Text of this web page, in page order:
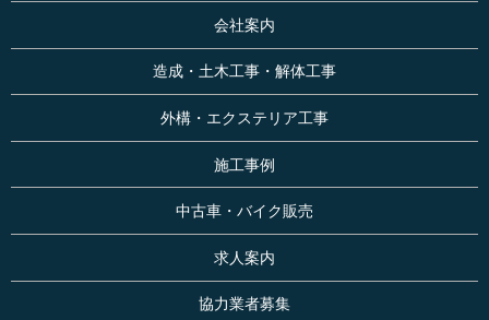
会社案内
造成・土木工事・解体工事
外構・エクステリア工事
施工事例
中古車・バイク販売
求人案内
協力業者募集